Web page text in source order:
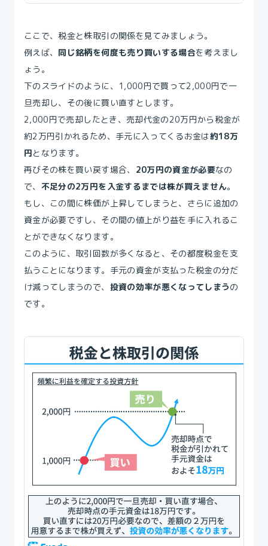
ここで、税金と株取引の関係を見てみましょう。
例えば、 同じ銘柄を何度も売り買いする場合を考えまし
ょう。
下のスライドのように、1,000円で買って2,000円で一
旦売却し、その後に買い直すとします。
2,000円で売却したとき、売却代金の20万円から税金が
約2万円引かれるため、手元に入ってくるお金は約18万
円となります。
再びその株を買い戻す場合、 20万円の資金が必要なの
で、 不足分の2万円を入金するまでは株が買えません。
もし、この間に株価が上昇してしまうと、さらに追加の
資金が必要ですし、その間の値上がり益を手に入れるこ
とができなくなります。
このように、取引回数が多くなると、その都度税金を支
払うことになります。手元の資金が支払った税金の分だ
け減ってしまうので、 投資の効率が悪くなってしまうの
です。